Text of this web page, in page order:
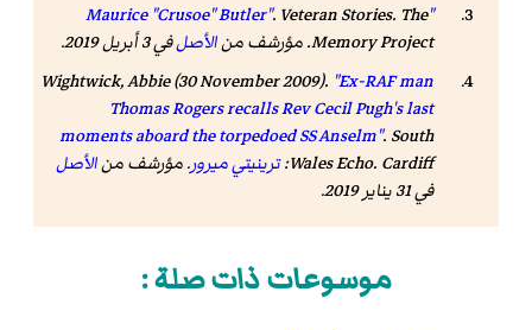
"Maurice "Crusoe" Butler"
. Veteran Stories. The
Memory Project. مؤرشف من
الأصلفي 3 أبريل 2019
.
Wightwick, Abbie (30 November 2009). "Ex-RAF man
Thomas Rogers recalls Rev Cecil Pugh's last
moments aboard the torpedoed SS Anselm". South
Wales Echo. Cardiff: ترينيتي ميرور. مؤرشف منالأصل
في 31 يناير 2019
.
موسوعات ذات صلة :